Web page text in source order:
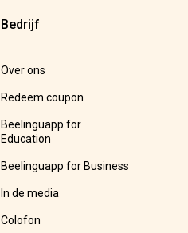
Bedrijf
Over ons
Redeem coupon
Beelinguapp for
Education
Beelinguapp for Business
In de media
Colofon